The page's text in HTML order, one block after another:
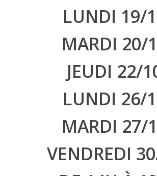
LUNDI 19/
MARDI 20/
JEUDI 22/
LUNDI 26/
MARDI 27/
VENDREDI